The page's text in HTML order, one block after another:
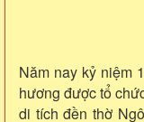
Năm nay kỷ niệm
hương được tổ
di tích đền thờ